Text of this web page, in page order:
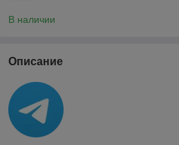
В наличии
Описание